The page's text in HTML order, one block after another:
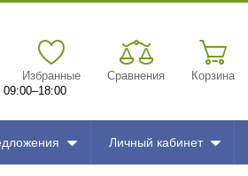
09:00–18:00
Избранные Сравнения Корзина
Личный кабинет